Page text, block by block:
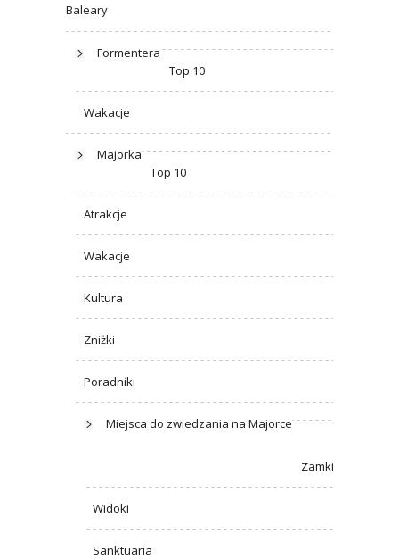
Baleary
Formentera
Top 10
Wakacje
Majorka
Top 10
Atrakcje
Wakacje
Kultura
Zniżki
Poradniki
Miejsca do zwiedzania na Majorce
Zamki
Widoki
Sanktuaria